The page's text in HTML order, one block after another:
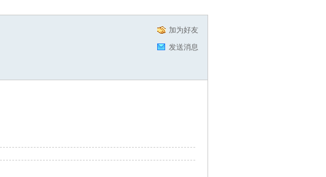
加为好友
发送消息